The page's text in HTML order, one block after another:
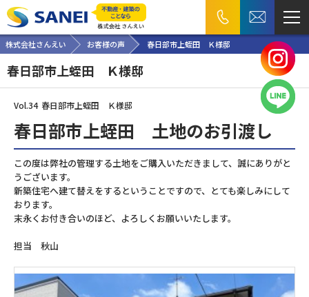
株式会社さんえい お客様の声 春日部市上蛭田 Ｋ様邸
春日部市上蛭田 Ｋ様邸
Vol.34 春日部市上蛭田 Ｋ様邸
春日部市上蛭田 土地のお引渡し
この度は弊社の管理する土地をご購入いただきまして、誠にありがと
うございます。
新築住宅へ建て替えをするということですので、とても楽しみにして
おります。
末永くお付き合いのほど、よろしくお願いいたします。
担当 秋山